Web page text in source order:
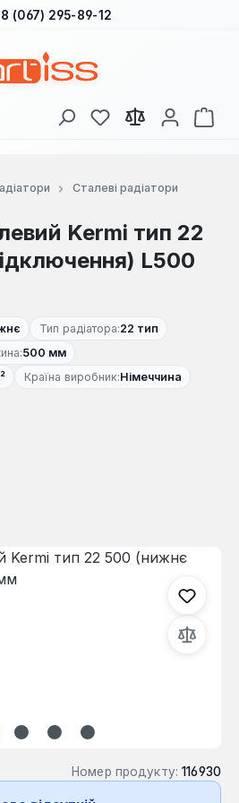
вмісту
(067) 295-89-12
У вас є 0 у списку
Сталеві радіатори
Kermi тип 22
L500
Тип радіатора:22 тип
500 мм
Країна виробник:Німеччина
зображень
Номер продукту: 116930